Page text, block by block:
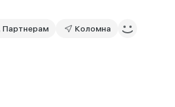
Партнерам Коломна